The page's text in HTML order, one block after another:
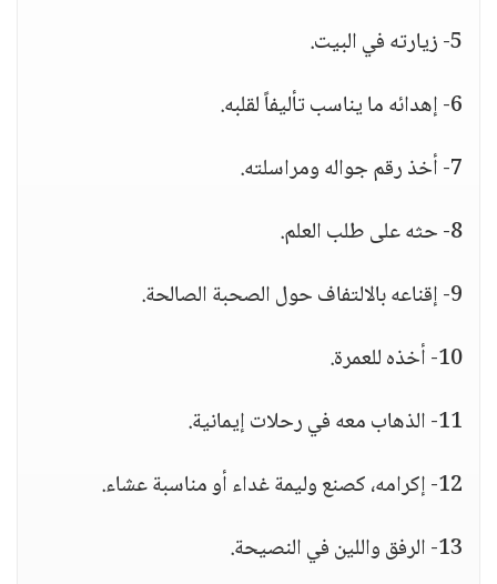
5- زيارته في البيت.
6- إهدائه ما يناسب تأليفاً لقلبه.
7- أخذ رقم جواله ومراسلته.
8- حثه على طلب العلم.
9- إقناعه بالالتفاف حول الصحبة الصالحة.
10- أخذه للعمرة.
11- الذهاب معه في رحلات إيمانية.
12- إكرامه، كصنع وليمة غداء أو مناسبة عشاء.
13- الرفق واللين في النصيحة.